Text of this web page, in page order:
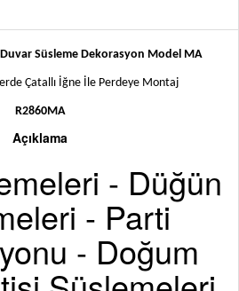
Süsleme Dekorasyon Model MA
Çatallı İğne İle Perdeye Montaj
R2860MA
Açıklama
- Düğün
- Parti
- Doğum